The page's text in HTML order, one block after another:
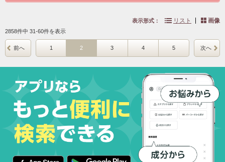
表示形式： リスト 画像
2858件中 31-60件を表示
1 2 3 4 5
前へ 次へ